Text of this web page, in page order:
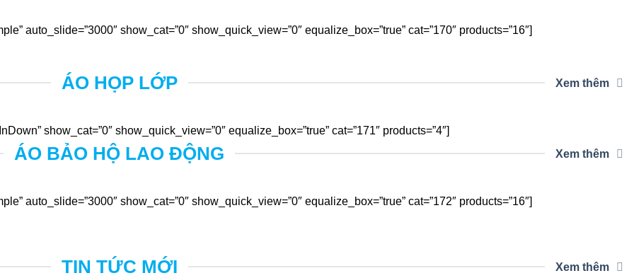
auto_slide=”3000″ show_cat=”0″ show_quick_view=”0″ equalize_box=”true” cat=”170″ products=”16″]
ÁO HỌP LỚP Xem thêm
show_cat=”0″ show_quick_view=”0″ equalize_box=”true” cat=”171″ products=”4″]
ÁO BẢO HỘ LAO ĐỘNG Xem thêm
auto_slide=”3000″ show_cat=”0″ show_quick_view=”0″ equalize_box=”true” cat=”172″ products=”16″]
TIN TỨC MỚI Xem thêm